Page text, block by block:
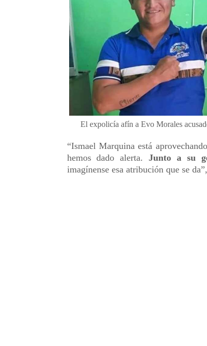
El expolicía afín a Evo Morales
“Ismael Marquina está
hemos dado alerta.Junto a su
imagínense esa atribución que se